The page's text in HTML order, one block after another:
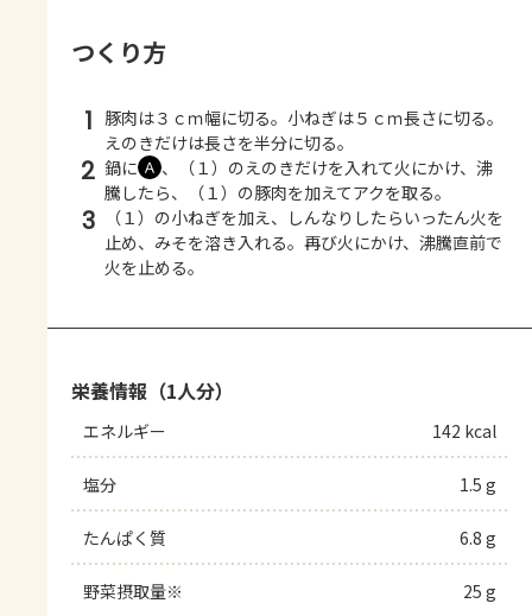
つくり方
1 豚肉は３ｃｍ幅に切る。小ねぎは５ｃｍ長さに切る。
えのきだけは長さを半分に切る。
2 鍋に Ａ 、（１）のえのきだけを入れて火にかけ、沸
騰したら、（１）の豚肉を加えてアクを取る。
3
（１）の小ねぎを加え、しんなりしたらいったん火を
止め、みそを溶き入れる。再び火にかけ、沸騰直前で
火を止める。
栄養情報（1人分）
エネルギー 142 kcal
塩分 1.5 g
たんぱく質 6.8 g
野菜摂取量※ 25 g